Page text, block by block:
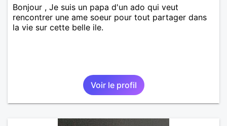
Bonjour , Je suis un papa d'un ado qui veut
rencontrer une ame soeur pour tout partager dans
la vie sur cette belle ile.
Voir le profil